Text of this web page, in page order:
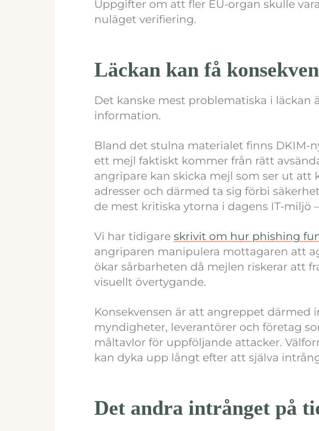
Uppgifter om att fler EU-organ skulle
nuläget verifiering.
Läckan kan få
Det kanske mest problematiska i
information.
Bland det stulna materialet finns DKIM-
ett mejl faktiskt kommer från rätt
angripare kan skicka mejl som ser ut att
adresser och därmed ta sig förbi
de mest kritiska ytorna i dagens IT-miljö
Vi har tidigare skrivit om hur phishing
angriparen manipulera mottagaren att
ökar sårbarheten då mejlen riskerar att
visuellt övertygande.
Konsekvensen är att angreppet därmed
myndigheter, leverantörer och företag
måltavlor för uppföljande attacker.
kan dyka upp långt efter att själva
Det andra intrånget på